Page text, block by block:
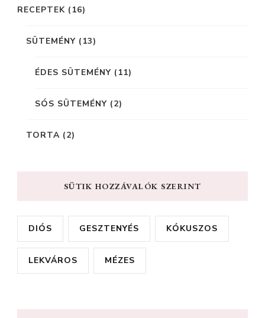
RECEPTEK (16)
SÜTEMÉNY (13)
ÉDES SÜTEMÉNY (11)
SÓS SÜTEMÉNY (2)
TORTA (2)
SÜTIK HOZZÁVALÓK SZERINT
DIÓS GESZTENYÉS KÓKUSZOS
LEKVÁROS MÉZES